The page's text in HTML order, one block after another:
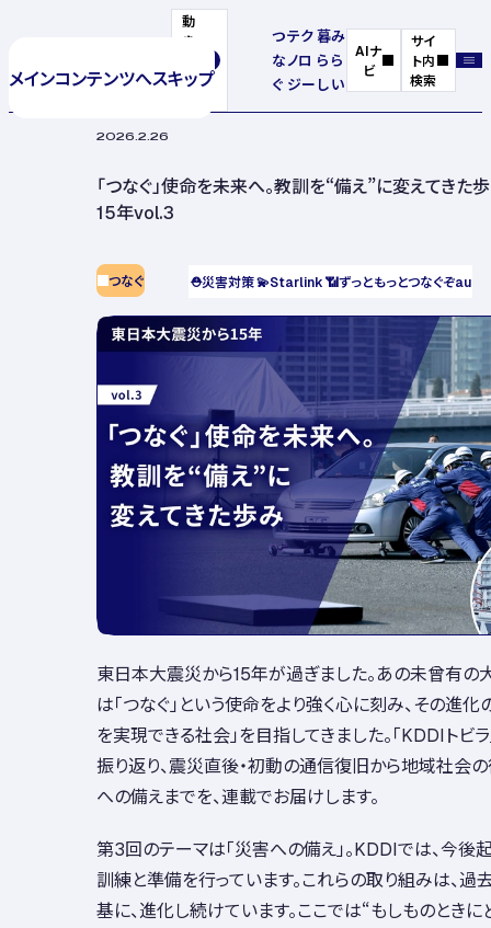
メインコンテンツへスキップ
動
き
停
つ
な
ぐ
テク
ノロ
ジー
暮
ら
し
み
ら
い
AIナ
ビ
サイ
ト内
検索
2026.2.26
「つなぐ」使命を未来へ。教訓を“備え”に変えてき
15年vol.3
つなぐ ⛑️災害対策💫Starlink📶ずっともっとつなぐぞau
東日本大震災から15年が過ぎました。あの未曾有の
は「つなぐ」という使命をより強く心に刻み、その進
を実現できる社会」を目指してきました。「KDDIトビ
振り返り、震災直後・初動の通信復旧から地域社会
への備えまでを、連載でお届けします。
第3回のテーマは「災害への備え」。KDDIでは、今後
訓練と準備を行っています。これらの取り組みは、
基に、進化し続けています。ここでは“もしものときに